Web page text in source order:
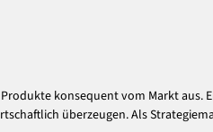
konsequent vom Markt aus.
überzeugen. Als